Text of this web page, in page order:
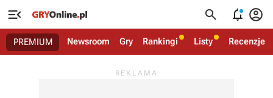
   
PREMIUM Newsroom Gry Rankingi Listy Recenzje